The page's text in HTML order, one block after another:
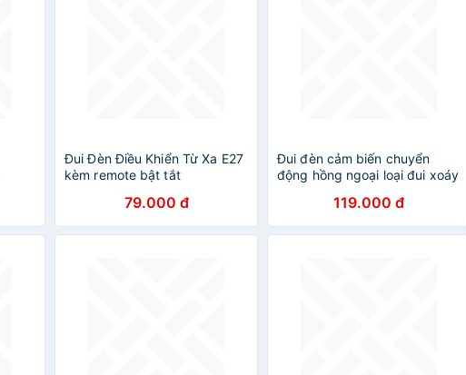
Đui Đèn Điều Khiển Từ Xa E27
kèm remote bật tắt
79.000 đ
Đui đèn cảm biến chuyển
động hồng ngoại loại đui xoáy
119.000 đ